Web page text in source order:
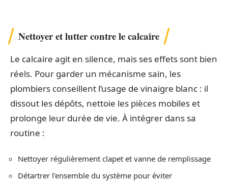
Nettoyer et lutter contre le calcaire
Le calcaire agit en silence, mais ses effets sont bien
réels. Pour garder un mécanisme sain, les
plombiers conseillent l’usage de vinaigre blanc : il
dissout les dépôts, nettoie les pièces mobiles et
prolonge leur durée de vie. À intégrer dans sa
routine :
Nettoyer régulièrement clapet et vanne de remplissage
Détartrer l’ensemble du système pour éviter